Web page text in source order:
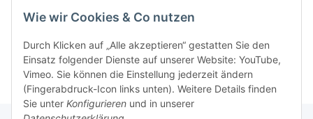
Wie wir Cookies & Co nutzen
Durch Klicken auf „Alle akzeptieren“ gestatten Sie den
Einsatz folgender Dienste auf unserer Website: YouTube,
Vimeo. Sie können die Einstellung jederzeit ändern
(Fingerabdruck-Icon links unten). Weitere Details finden
Sie unter Konfigurieren und in unserer